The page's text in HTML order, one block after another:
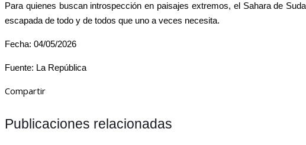
Para quienes buscan introspección en paisajes extremos, el Sahara de
escapada de todo y de todos que uno a veces necesita.
Fecha: 04/05/2026
Fuente: La República
Compartir
Publicaciones relacionadas